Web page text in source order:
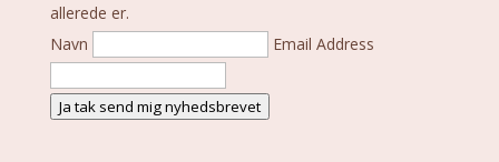
allerede er.
Navn
Email Address
Ja tak send mig nyhedsbrevet